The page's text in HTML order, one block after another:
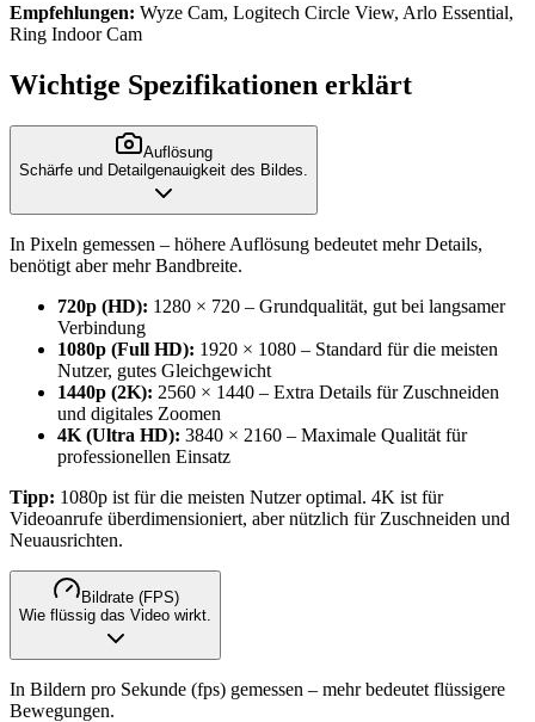
Empfehlungen: Wyze Cam, Logitech Circle View, Arlo Essential,
Ring Indoor Cam
Wichtige Spezifikationen erklärt
Auflösung
Schärfe und Detailgenauigkeit des Bildes.
In Pixeln gemessen – höhere Auflösung bedeutet mehr Details,
benötigt aber mehr Bandbreite.
720p (HD): 1280 × 720 – Grundqualität, gut bei langsamer
Verbindung
1080p (Full HD): 1920 × 1080 – Standard für die meisten
Nutzer, gutes Gleichgewicht
1440p (2K): 2560 × 1440 – Extra Details für Zuschneiden
und digitales Zoomen
4K (Ultra HD): 3840 × 2160 – Maximale Qualität für
professionellen Einsatz
Tipp: 1080p ist für die meisten Nutzer optimal. 4K ist für
Videoanrufe überdimensioniert, aber nützlich für Zuschneiden und
Neuausrichten.
Bildrate (FPS)
Wie flüssig das Video wirkt.
In Bildern pro Sekunde (fps) gemessen – mehr bedeutet flüssigere
Bewegungen.